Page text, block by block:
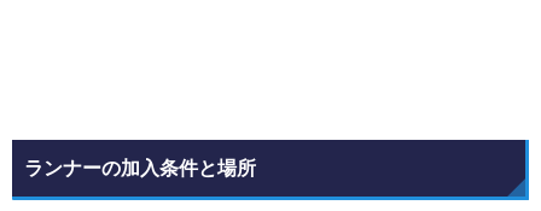
ランナーの加入条件と場所